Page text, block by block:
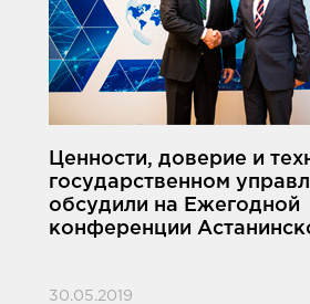
Ценности, доверие и
государственном
обсудили на Ежегодной
конференции
30.05.2019